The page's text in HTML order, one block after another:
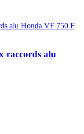
raccords alu